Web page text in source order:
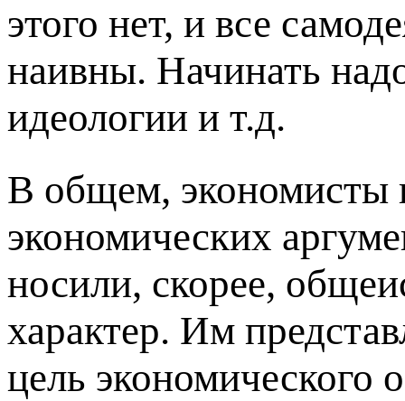
этого нет, и все
наивны. Начинать
идеологии и т.д.
В общем, экономисты
экономических
носили, скорее,
характер. Им
цель экономического